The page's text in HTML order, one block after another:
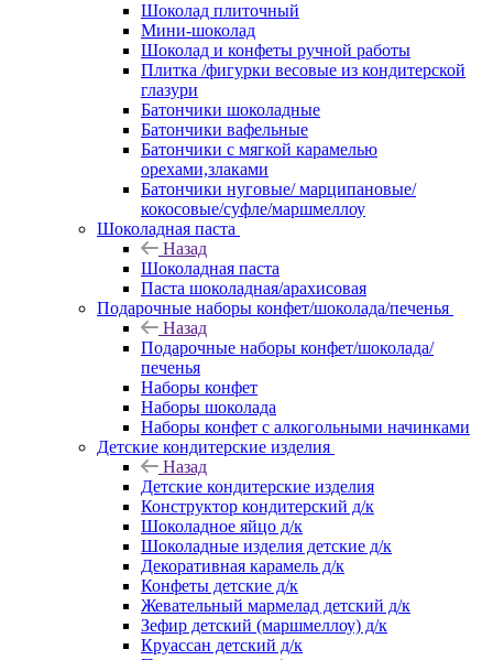
Шоколад плиточный
Мини-шоколад
Шоколад и конфеты ручной работы
Плитка /фигурки весовые из кондитерской
глазури
Батончики шоколадные
Батончики вафельные
Батончики с мягкой карамелью
орехами,злаками
Батончики нуговые/ марципановые/
кокосовые/суфле/маршмеллоу
Шоколадная паста
Назад
Шоколадная паста
Паста шоколадная/арахисовая
Подарочные наборы конфет/шоколада/печенья
Назад
Подарочные наборы конфет/шоколада/
печенья
Наборы конфет
Наборы шоколада
Наборы конфет с алкогольными начинками
Детские кондитерские изделия
Назад
Детские кондитерские изделия
Конструктор кондитерский д/к
Шоколадное яйцо д/к
Шоколадные изделия детские д/к
Декоративная карамель д/к
Конфеты детские д/к
Жевательный мармелад детский д/к
Зефир детский (маршмеллоу) д/к
Круассан детский д/к